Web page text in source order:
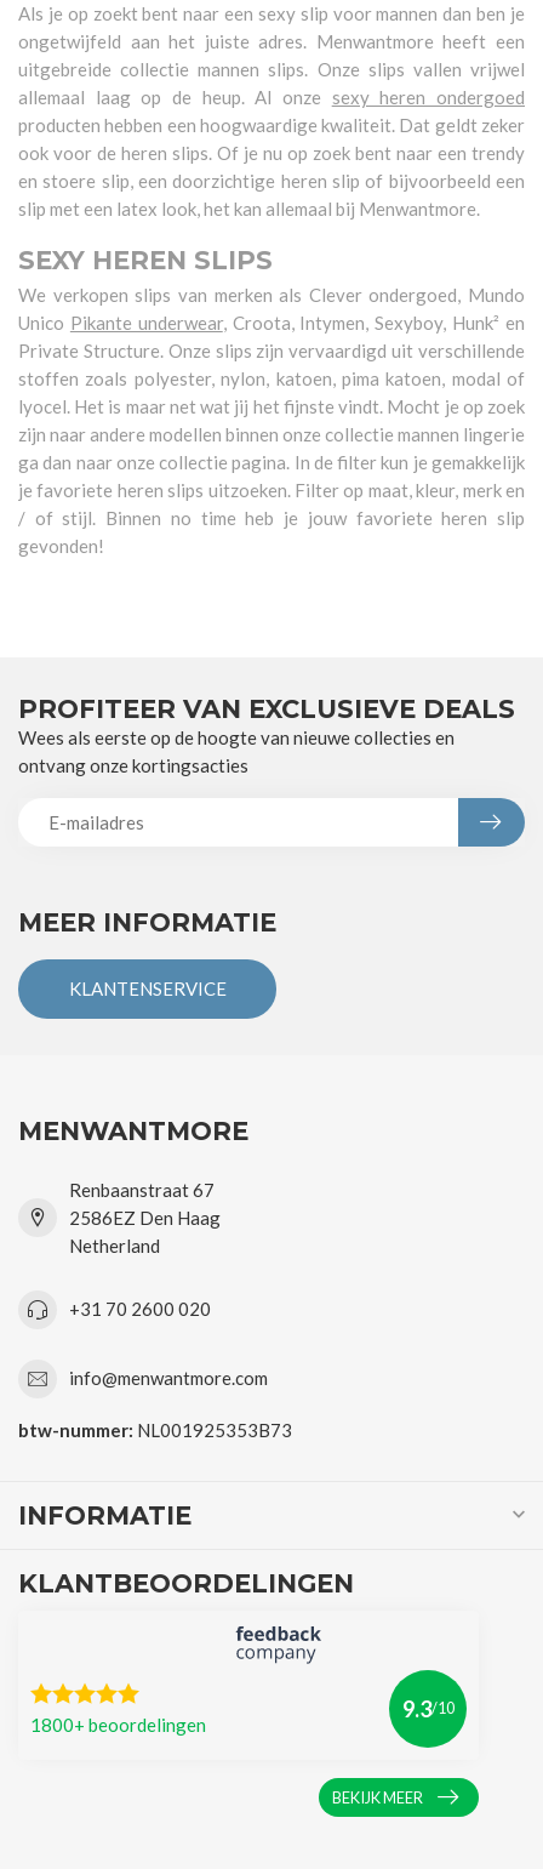
Als je op zoekt bent naar een sexy slip voor mannen dan ben je
ongetwijfeld aan het juiste adres. Menwantmore heeft een
uitgebreide collectie mannen slips. Onze slips vallen vrijwel
allemaal laag op de heup. Al onze sexy heren ondergoed
producten hebben een hoogwaardige kwaliteit. Dat geldt zeker
ook voor de heren slips. Of je nu op zoek bent naar een trendy
en stoere slip, een doorzichtige heren slip of bijvoorbeeld een
slip met een latex look, het kan allemaal bij Menwantmore.
SEXY HEREN SLIPS
We verkopen slips van merken als Clever ondergoed, Mundo
Unico Pikante underwear, Croota, Intymen, Sexyboy, Hunk² en
Private Structure. Onze slips zijn vervaardigd uit verschillende
stoffen zoals polyester, nylon, katoen, pima katoen, modal of
lyocel. Het is maar net wat jij het fijnste vindt. Mocht je op zoek
zijn naar andere modellen binnen onze collectie mannen lingerie
ga dan naar onze collectie pagina. In de filter kun je gemakkelijk
je favoriete heren slips uitzoeken. Filter op maat, kleur, merk en
/ of stijl. Binnen no time heb je jouw favoriete heren slip
gevonden!
MEER INFORMATIE
KLANTENSERVICE
PROFITEER VAN EXCLUSIEVE DEALS
Wees als eerste op de hoogte van nieuwe collecties en
ontvang onze kortingsacties
MENWANTMORE
Renbaanstraat 67
2586EZ Den Haag
Netherland
+31 70 2600 020
info@menwantmore.com
btw-nummer: NL001925353B73
INFORMATIE
KLANTBEOORDELINGEN
1800+ beoordelingen
9.3/10
BEKIJK MEER